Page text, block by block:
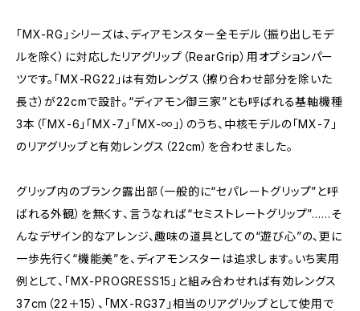
「MX-RG」シリーズは、ディアモンスター全モデル（振り出しモデ
ルを除く）に対応したリアグリップ（RearGrip）用オプションパー
ツです。「MX-RG22」は有効レングス（擦り合わせ部分を除いた
長さ）が22cmで設計。“ディアモン御三家”とも呼ばれる基軸機種
3本（「MX-6」「MX-7」「MX-∞」）のうち、中核モデルの「MX-7」
のリアグリップと有効レングス（22cm）を合わせました。
グリップ内のブランク露出部（一般的に“セパレートグリップ”と呼
ばれる外観）を無くす、言うなれば“セミストレートグリップ”……そ
んなデザイン的なアレンジ、趣味の道具としての“遊び心”の、更に
一歩先行く“機能美”を、ディアモンスターは追求します。いち実用
例として、「MX-PROGRESS15」と組み合わせれば有効レングス
37cm（22＋15）、「MX-RG37」相当のリアグリップとして使用で